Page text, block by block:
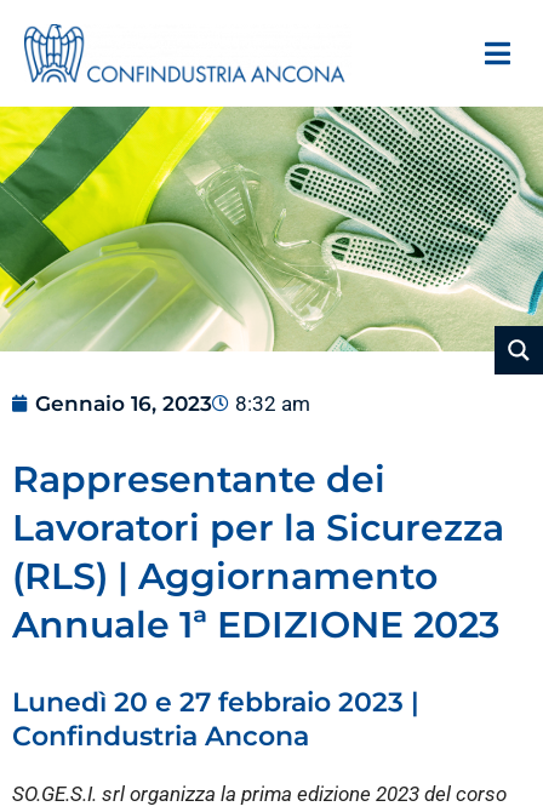
Gennaio 16, 2023 8:32 am
Rappresentante dei
Lavoratori per la Sicurezza
(RLS) | Aggiornamento
Annuale 1ª EDIZIONE 2023
Lunedì 20 e 27 febbraio 2023 |
Confindustria Ancona
SO.GE.S.I. srl organizza la prima edizione 2023 del corso